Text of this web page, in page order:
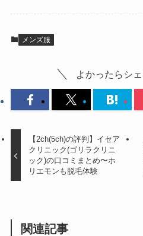
メンズ服
よかったらシ
【2ch(5ch)の評判】イセア
クリニック(ゴリラクリニ
ック)の口コミまとめ〜ホ
リエモンも脱毛体験
関連記事